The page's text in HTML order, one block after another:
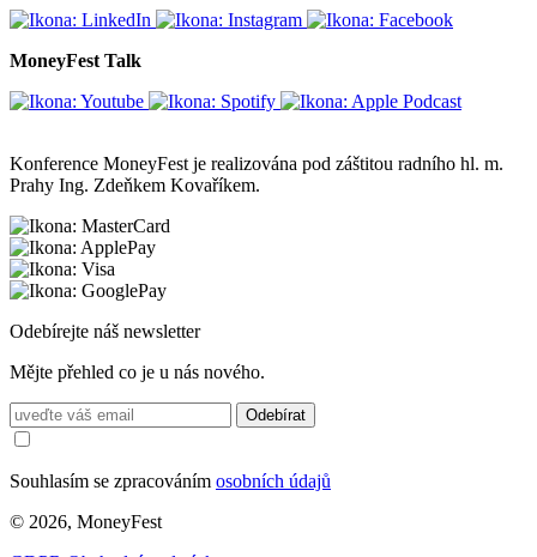
MoneyFest Talk
Konference MoneyFest je realizována pod záštitou radního hl. m.
Prahy Ing. Zdeňkem Kovaříkem.
Odebírejte náš newsletter
Mějte přehled co je u nás nového.
Odebírat
Souhlasím se zpracováním osobních údajů
© 2026, MoneyFest